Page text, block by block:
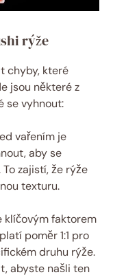
rýže
chyby, které
jsou některé z
se vyhnout:
vařením je
aby se
zajistí, že rýže
texturu.
klíčovým faktorem
poměr 1:1 pro
druhu rýže.
abyste našli ten